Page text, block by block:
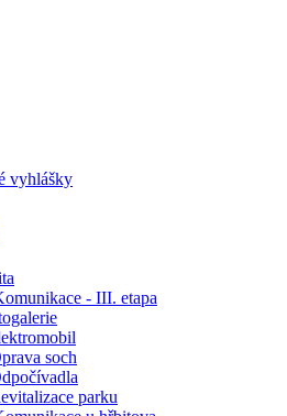
vyhlášky
- III. etapa
soch
parku